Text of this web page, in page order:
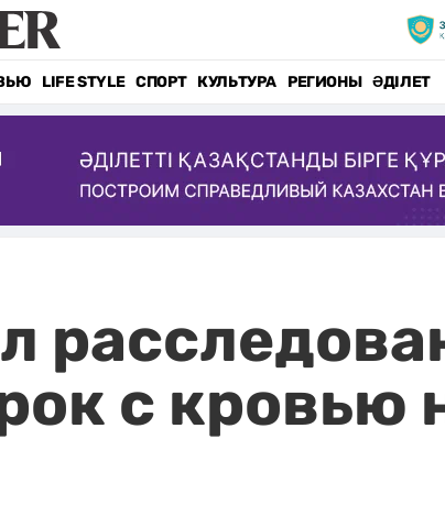
LIFE STYLE СПОРТ КУЛЬТУРА РЕГИОНЫ ӘДІЛЕТ
с кровью